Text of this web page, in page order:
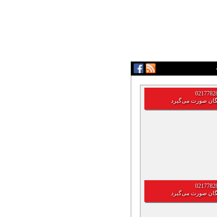
صورت می‌گیرد
صورت می‌گیرد